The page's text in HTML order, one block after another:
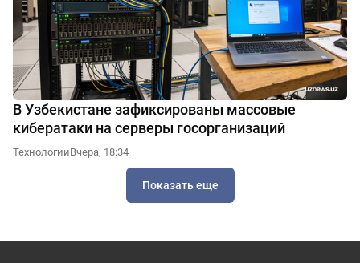
В Узбекистане зафиксированы массовые
кибератаки на серверы госорганизаций
ТехнологииВчера, 18:34
Показать еще